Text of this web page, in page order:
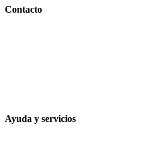
Contacto
Ayuda y servicios